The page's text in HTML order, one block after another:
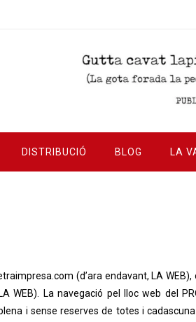
DISTRIBUCIÓ BLOG LA
(d’ara endavant, LA
WEB). La navegació pel lloc web del
i sense reserves de totes i